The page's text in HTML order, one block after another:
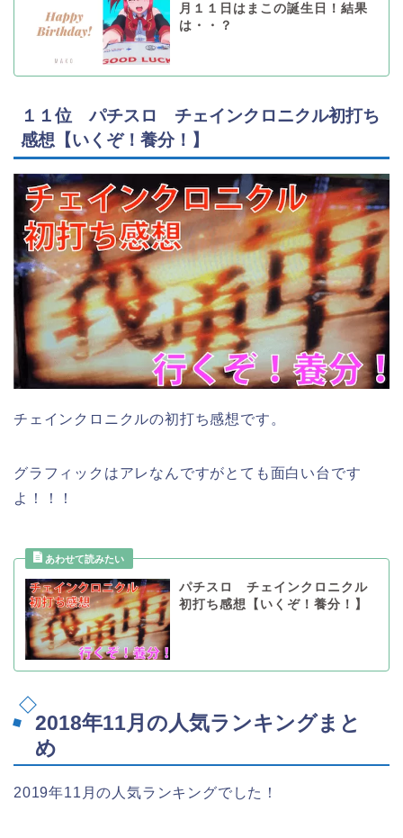
月１１日はまこの誕生日！結果
は・・？
１１位 パチスロ チェインクロニクル初打ち
感想【いくぞ！養分！】
チェインクロニクルの初打ち感想です。
グラフィックはアレなんですがとても面白い台です
よ！！！
パチスロ チェインクロニクル
初打ち感想【いくぞ！養分！】
2018年11月の人気ランキングまと
め
2019年11月の人気ランキングでした！